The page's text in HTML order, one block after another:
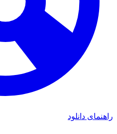
راهنمای دانلود